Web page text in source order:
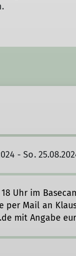
- So.
18 Uhr im
per Mail an
mit Angabe